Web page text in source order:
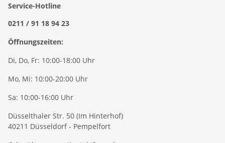
Service-Hotline
0211 / 91 18 94 23
Öffnungszeiten:
Di, Do, Fr: 10:00-18:00 Uhr
Mo, Mi: 10:00-20:00 Uhr
Sa: 10:00-16:00 Uhr
Düsselthaler Str. 50 (Im Hinterhof)
40211 Düsseldorf - Pempelfort